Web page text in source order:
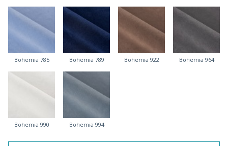
Bohemia 785 Bohemia 789 Bohemia 922 Bohemia 964
Bohemia 990 Bohemia 994